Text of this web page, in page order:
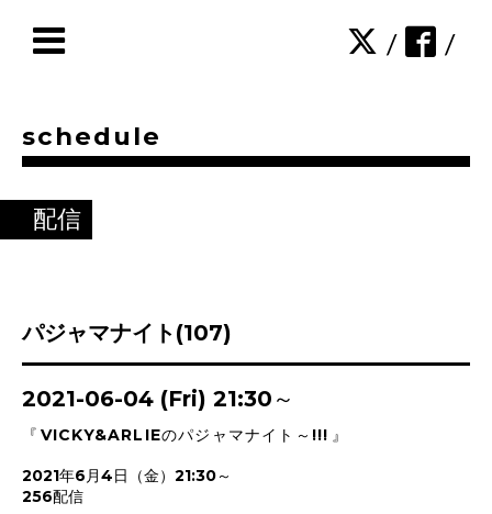
/ /
schedule
配信
パジャマナイト(107)
2021-06-04 (Fri) 21:30～
『 VICKY&ARLIEのパジャマナイト～!!! 』
2021年6月4日（金）21:30～
256配信